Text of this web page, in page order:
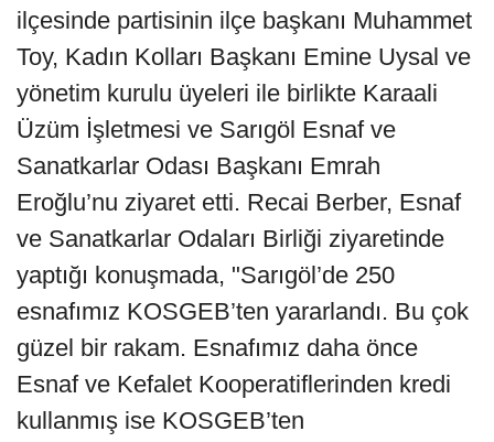
ilçesinde partisinin ilçe başkanı Muhammet
Toy, Kadın Kolları Başkanı Emine Uysal ve
yönetim kurulu üyeleri ile birlikte Karaali
Üzüm İşletmesi ve Sarıgöl Esnaf ve
Sanatkarlar Odası Başkanı Emrah
Eroğlu’nu ziyaret etti. Recai Berber, Esnaf
ve Sanatkarlar Odaları Birliği ziyaretinde
yaptığı konuşmada, "Sarıgöl’de 250
esnafımız KOSGEB’ten yararlandı. Bu çok
güzel bir rakam. Esnafımız daha önce
Esnaf ve Kefalet Kooperatiflerinden kredi
kullanmış ise KOSGEB’ten